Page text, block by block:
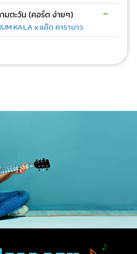
มตะวัน (คอร์ด ง่ายๆ)
KALA x แอ๊ด คาราบาว
-